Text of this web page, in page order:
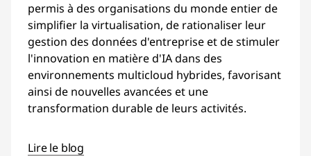
permis à des organisations du monde entier de
simplifier la virtualisation, de rationaliser leur
gestion des données d'entreprise et de stimuler
l'innovation en matière d'IA dans des
environnements multicloud hybrides, favorisant
ainsi de nouvelles avancées et une
transformation durable de leurs activités.
Lire le blog